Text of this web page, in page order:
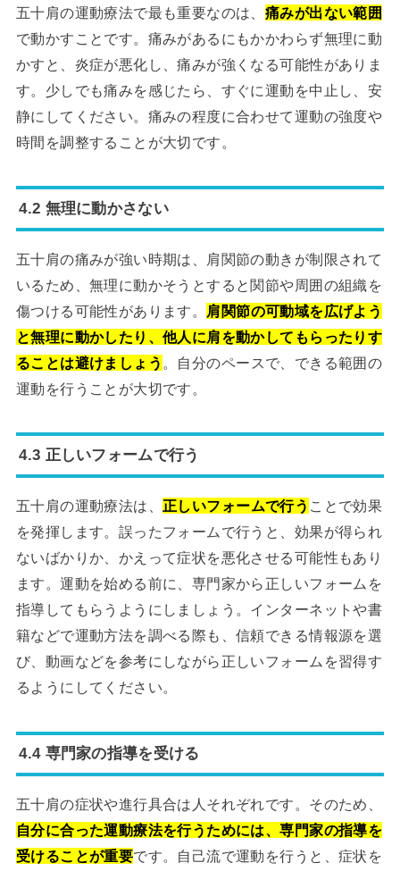
五十肩の運動療法で最も重要なのは、 痛みが出ない範囲
で動かすことです。痛みがあるにもかかわらず無理に動
かすと、炎症が悪化し、痛みが強くなる可能性がありま
す。少しでも痛みを感じたら、すぐに運動を中止し、安
静にしてください。痛みの程度に合わせて運動の強度や
時間を調整することが大切です。
4.2 無理に動かさない
五十肩の痛みが強い時期は、肩関節の動きが制限されて
いるため、無理に動かそうとすると関節や周囲の組織を
傷つける可能性があります。 肩関節の可動域を広げよう
と無理に動かしたり、他人に肩を動かしてもらったりす
ることは避けましょう 。自分のペースで、できる範囲の
運動を行うことが大切です。
4.3 正しいフォームで行う
五十肩の運動療法は、 正しいフォームで行う ことで効果
を発揮します。誤ったフォームで行うと、効果が得られ
ないばかりか、かえって症状を悪化させる可能性もあり
ます。運動を始める前に、専門家から正しいフォームを
指導してもらうようにしましょう。インターネットや書
籍などで運動方法を調べる際も、信頼できる情報源を選
び、動画などを参考にしながら正しいフォームを習得す
るようにしてください。
4.4 専門家の指導を受ける
五十肩の症状や進行具合は人それぞれです。そのため、
自分に合った運動療法を行うためには、専門家の指導を
受けることが重要です。自己流で運動を行うと、症状を